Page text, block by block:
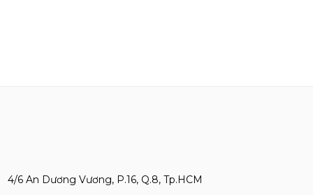
4/6 An Dương Vương, P.16, Q.8, Tp.HCM